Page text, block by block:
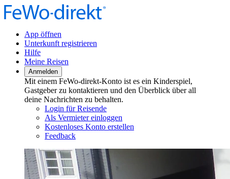
App öffnen
Unterkunft registrieren
Hilfe
Meine Reisen
Anmelden
Mit einem FeWo-direkt-Konto ist es ein Kinderspiel,
Gastgeber zu kontaktieren und den Überblick über all
deine Nachrichten zu behalten.
Login für Reisende
Als Vermieter einloggen
Kostenloses Konto erstellen
Feedback